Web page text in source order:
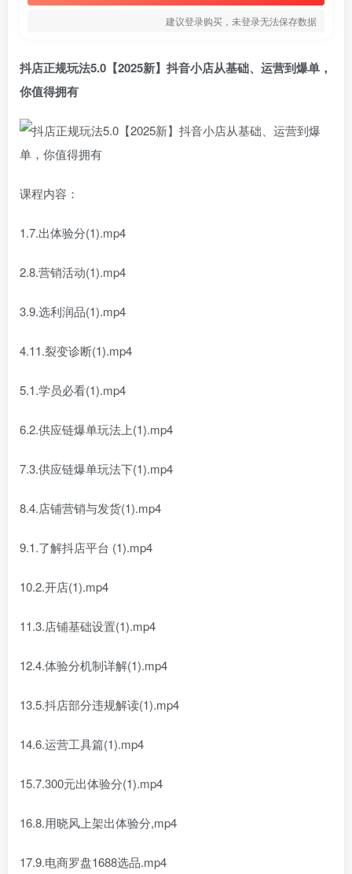
建议登录购买，未登录无法保存数据
抖店正规玩法5.0【2025新】抖音小店从基础、运营到爆单，
你值得拥有
课程内容：
1.7.出体验分(1).mp4
2.8.营销活动(1).mp4
3.9.选利润品(1).mp4
4.11.裂变诊断(1).mp4
5.1.学员必看(1).mp4
6.2.供应链爆单玩法上(1).mp4
7.3.供应链爆单玩法下(1).mp4
8.4.店铺营销与发货(1).mp4
9.1.了解抖店平台 (1).mp4
10.2.开店(1).mp4
11.3.店铺基础设置(1).mp4
12.4.体验分机制详解(1).mp4
13.5.抖店部分违规解读(1).mp4
14.6.运营工具篇(1).mp4
15.7.300元出体验分(1).mp4
16.8.用晓风上架出体验分,mp4
17.9.电商罗盘1688选品.mp4